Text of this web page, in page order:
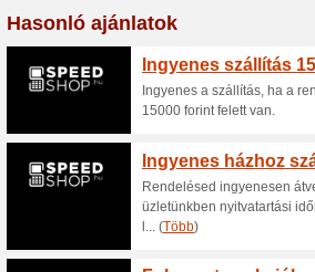
Akár - 12 %
100% működött
A